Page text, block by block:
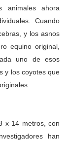
animales ahora
Cuando
y los asnos
equino original,
uno de esos
y los coyotes que
x 14 metros, con
han